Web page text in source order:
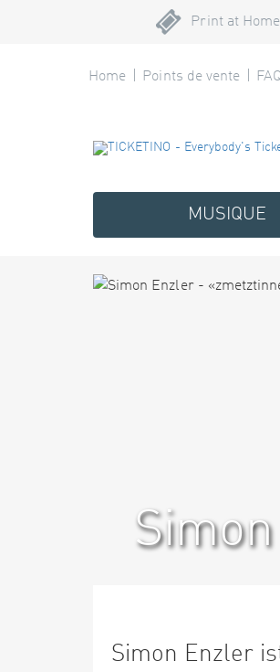
Print at Home
Home Points de vente
MUSIQUE
Simon Enzler